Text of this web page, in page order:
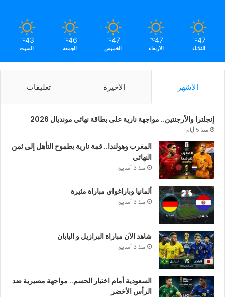
47
℃
الثلاثاء
47
℃
الأربعاء
47
℃
الخميس
46
℃
الجمعة
43
℃
السبت
الأشهر الأخيرة تعليقات
إنجلترا والأرجنتين.. مواجهة نارية على بطاقة نهائي مونديال 2026
منذ 5 أيام
المغرب وهولندا.. قمة نارية بطموح التأهل إلى ثمن
النهائي
منذ 3 أسابيع
ألمانيا وباراغواي مباراة مثيرة
منذ 3 أسابيع
شاهد الآن مباراة البرازيل و اليابان
منذ 3 أسابيع
السعودية أمام اختبار الحسم.. مواجهة مصيرية ضد
الرأس الأخضر